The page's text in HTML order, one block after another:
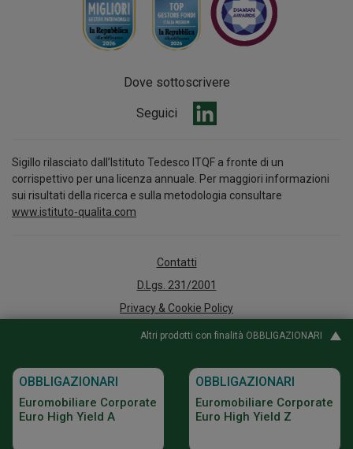
Altri prodotti con finalità OBBLIGAZIONARI
OBBLIGAZIONARI
Euromobiliare Corporate
Euro High Yield A
OBBLIGAZIONARI
Euromobiliare Corporate
Euro High Yield Z
Dove sottoscrivere
Seguici
Sigillo rilasciato dall’Istituto Tedesco ITQF a fronte di un
corrispettivo per una licenza annuale. Per maggiori informazioni
sui risultati della ricerca e sulla metodologia consultare
www.istituto-qualita.com
Contatti
D.Lgs. 231/2001
Privacy & Cookie Policy
Arbitro per le Controversie Finanziarie
Whistleblowing
Policy e documenti informativi
Digital Agency